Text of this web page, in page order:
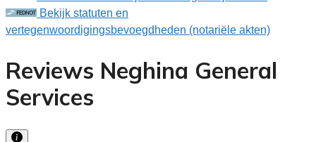
Bekijk statuten en
vertegenwoordigingsbevoegdheden (notariële akten)
Reviews Neghina General
Services